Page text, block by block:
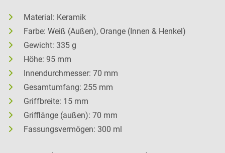
Material: Keramik
Farbe: Weiß (Außen), Orange (Innen & Henkel)
Gewicht: 335 g
Höhe: 95 mm
Innendurchmesser: 70 mm
Gesamtumfang: 255 mm
Griffbreite: 15 mm
Grifflänge (außen): 70 mm
Fassungsvermögen: 300 ml